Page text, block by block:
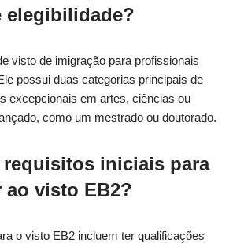
elegibilidade?
visto de imigração para profissionais
possui duas categorias principais de
excepcionais em artes, ciências ou
como um mestrado ou doutorado.
requisitos iniciais para
ao visto EB2?
o visto EB2 incluem ter qualificações